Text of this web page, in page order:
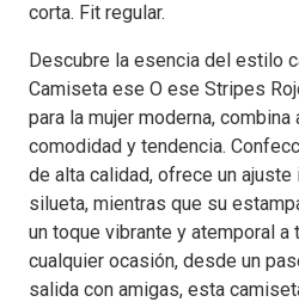
corta. Fit regular.
Descubre la esencia del estilo
Camiseta ese O ese Stripes
para la mujer moderna,
comodidad y tendencia.
de alta calidad, ofrece un
silueta, mientras que su
un toque vibrante y atemporal a
cualquier ocasión, desde un
salida con amigas, esta